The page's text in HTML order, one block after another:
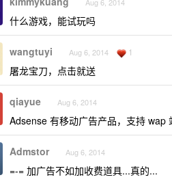
什么游戏，能试玩吗
wangtuyi Aug 6, 2014 1
屠龙宝刀，点击就送
qiayue Aug 6, 2014
Adsense 有移动广告产品，支持 wap
Admstor Aug 6, 2014
=-= 加广告不如加收费道具...真的...